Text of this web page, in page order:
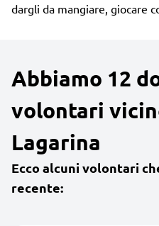
dargli da mangiare, giocare
Abbiamo 12
volontari
Lagarina
Ecco alcuni volontari
recente: